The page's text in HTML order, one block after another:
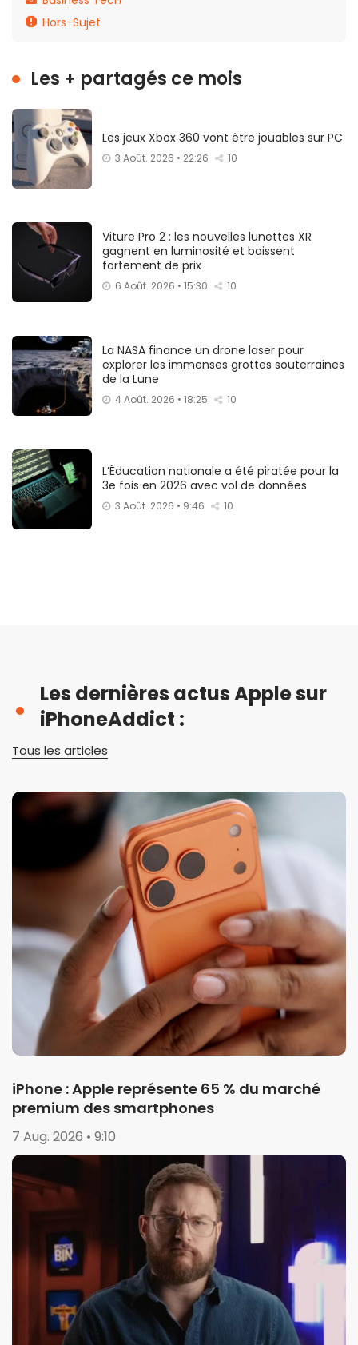
Hors-Sujet
Les + partagés ce mois
Les jeux Xbox 360 vont être jouables sur PC
3 Août. 2026 • 22:26 10
Viture Pro 2 : les nouvelles lunettes XR
gagnent en luminosité et baissent
fortement de prix
6 Août. 2026 • 15:30 10
La NASA finance un drone laser pour
explorer les immenses grottes souterraines
de la Lune
4 Août. 2026 • 18:25 10
L’Éducation nationale a été piratée pour la
3e fois en 2026 avec vol de données
3 Août. 2026 • 9:46 10
Les dernières actus Apple sur
iPhoneAddict :
Tous les articles
iPhone : Apple représente 65 % du marché
premium des smartphones
7 Aug. 2026 • 9:10